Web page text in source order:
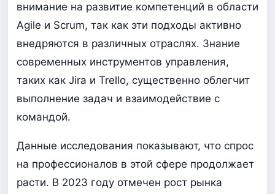
внимание на развитие компетенций в области
Agile и Scrum, так как эти подходы активно
внедряются в различных отраслях. Знание
современных инструментов управления,
таких как Jira и Trello, существенно облегчит
выполнение задач и взаимодействие с
командой.
Данные исследования показывают, что спрос
на профессионалов в этой сфере продолжает
расти. В 2023 году отмечен рост рынка